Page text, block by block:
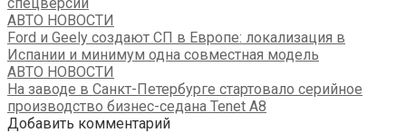
АВТО НОВОСТИ
Ford и Geely создают СП в Европе: локализация в
Испании и минимум одна совместная модель
АВТО НОВОСТИ
На заводе в Санкт-Петербурге стартовало серийное
производство бизнес-седана Tenet A8
Добавить комментарий